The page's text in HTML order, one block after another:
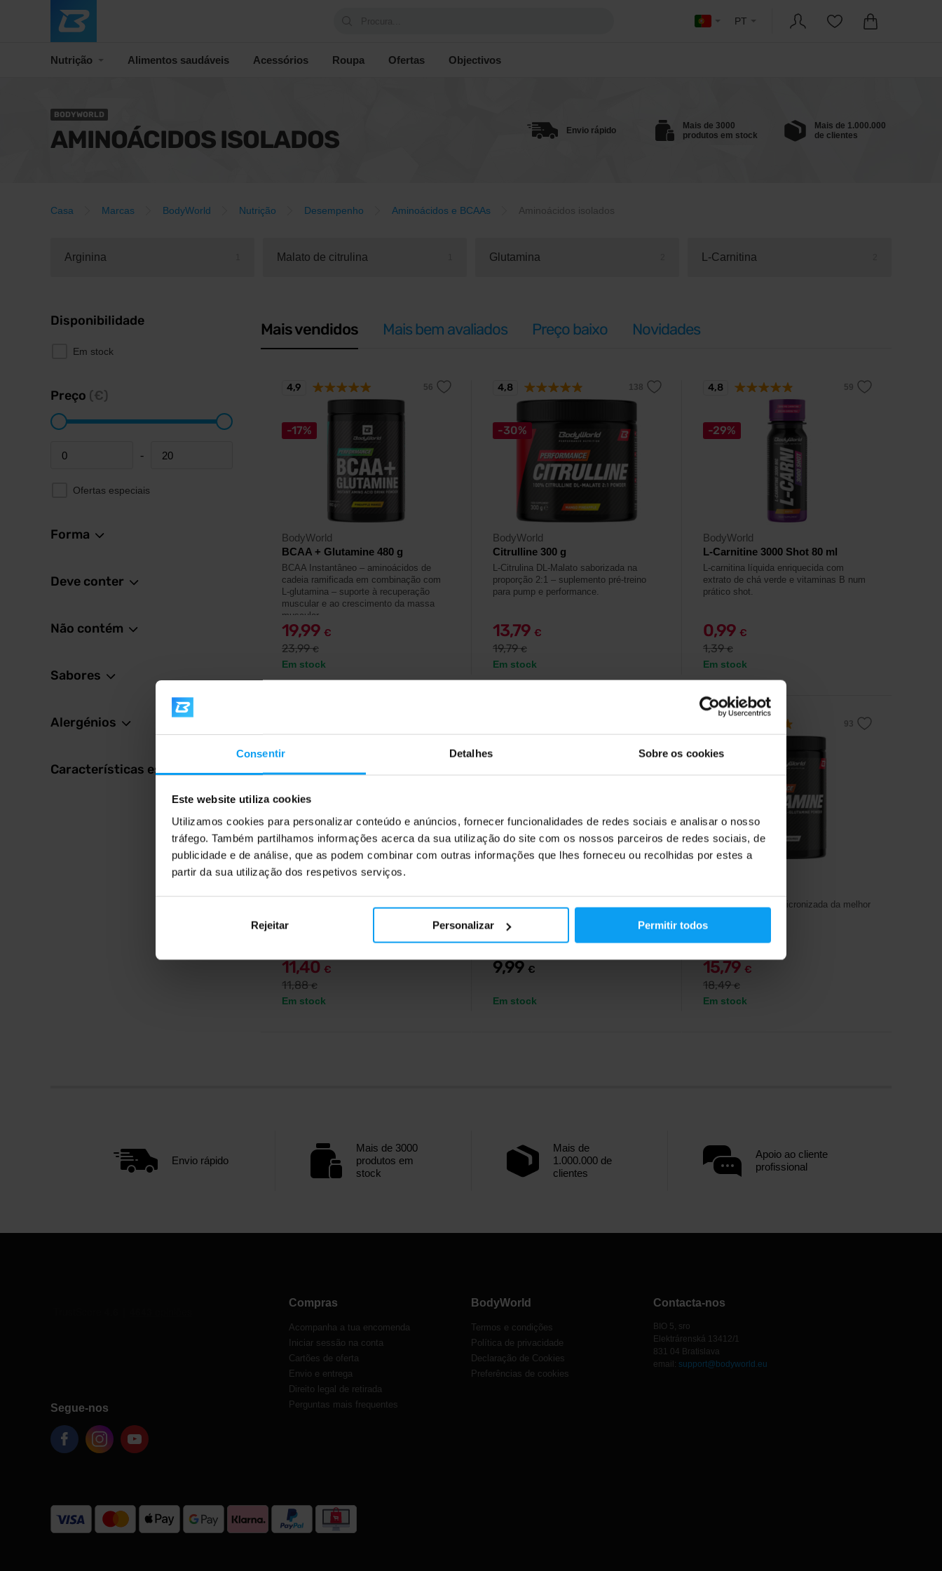
Consentir Detalhes Sobre os cookies
Este website utiliza cookies
Utilizamos cookies para personalizar conteúdo e anúncios, fornecer funcionalidades de redes sociais e analisar o nosso
tráfego. Também partilhamos informações acerca da sua utilização do site com os nossos parceiros de redes sociais, de
publicidade e de análise, que as podem combinar com outras informações que lhes forneceu ou recolhidas por estes a
partir da sua utilização dos respetivos serviços.
Rejeitar Personalizar Permitir todos
PT
Nutrição Alimentos saudáveis Acessórios Roupa Ofertas Objectivos
BODYWORLD
AMINOÁCIDOS ISOLADOS Envio rápido
Mais de 3000
produtos em stock
Mais de 1.000.000
de clientes
Casa Marcas BodyWorld Nutrição Desempenho Aminoácidos e BCAAs Aminoácidos isolados
Arginina Malato de citrulina Glutamina L-Carnitina
Disponibilidade
Em stock
Preço (€)
Minimum price -
Maximum price
Ofertas especiais
Forma
Deve conter
Não contém
Sabores
Alergénios
Características especiais
Mais vendidos Mais bem avaliados Preço baixo Novidades
-17%
BodyWorld
BCAA + Glutamine 480 g
BCAA Instantâneo – aminoácidos de
cadeia ramificada em combinação com
L-glutamina – suporte à recuperação
muscular e ao crescimento da massa
muscular.
19,99 €
23,99€
Em stock
4,9
-30%
BodyWorld
Citrulline 300 g
L-Citrulina DL-Malato saborizada na
proporção 2:1 – suplemento pré-treino
para pump e performance.
13,79 €
19,79€
Em stock
4,8
-29%
BodyWorld
L-Carnitine 3000 Shot 80 ml
L-carnitina líquida enriquecida com
extrato de chá verde e vitaminas B num
prático shot.
0,99 €
1,39€
Em stock
4,8
BodyWorld
L-carnitina líquida enriquecida com
prático shot.
11,40 €
11,88€
Em stock
Arginina alfa-cetoglutarato em cápsulas.
9,99 €
Em stock
L-glutamina 100% micronizada da melhor
15,79 €
18,49€
Em stock
Envio rápido
Mais de 3000
produtos em
stock
Mais de
1.000.000 de
clientes
Apoio ao cliente
profissional
Segue-nos
Compras
Acompanha a tua encomenda
Iniciar sessão na conta
Cartões de oferta
Envio e entrega
Direito legal de retirada
Perguntas mais frequentes
BodyWorld
Termos e condições
Política de privacidade
Declaração de Cookies
Preferências de cookies
Contacta-nos
BIO 5, sro
Elektrárenská 13412/1
831 04 Bratislava
email: support@bodyworld.eu